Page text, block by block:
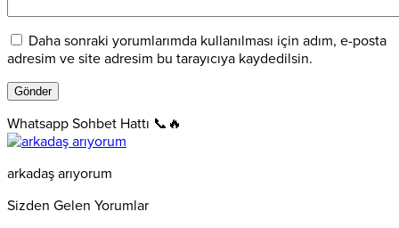
Daha sonraki yorumlarımda kullanılması için adım, e-posta
adresim ve site adresim bu tarayıcıya kaydedilsin.
Whatsapp Sohbet Hattı 📞🔥
arkadaş arıyorum
Sizden Gelen Yorumlar